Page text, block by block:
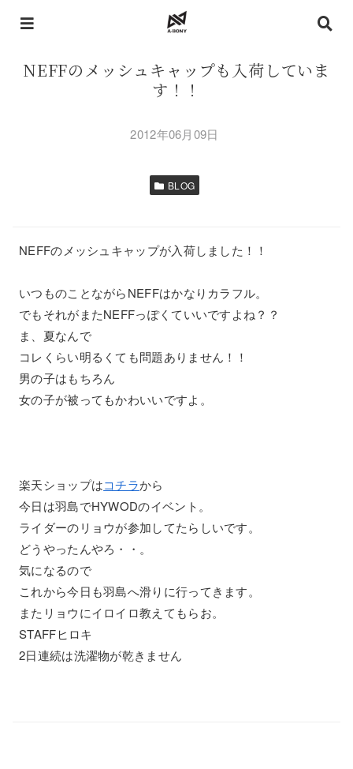
NEFFのメッシュキャップも入荷していま
す！！
2012年06月09日
BLOG
NEFFのメッシュキャップが入荷しました！！
いつものことながらNEFFはかなりカラフル。
でもそれがまたNEFFっぽくていいですよね？？
ま、夏なんで
コレくらい明るくても問題ありません！！
男の子はもちろん
女の子が被ってもかわいいですよ。
楽天ショップはコチラから
今日は羽島でHYWODのイベント。
ライダーのリョウが参加してたらしいです。
どうやったんやろ・・。
気になるので
これから今日も羽島へ滑りに行ってきます。
またリョウにイロイロ教えてもらお。
STAFFヒロキ
2日連続は洗濯物が乾きません